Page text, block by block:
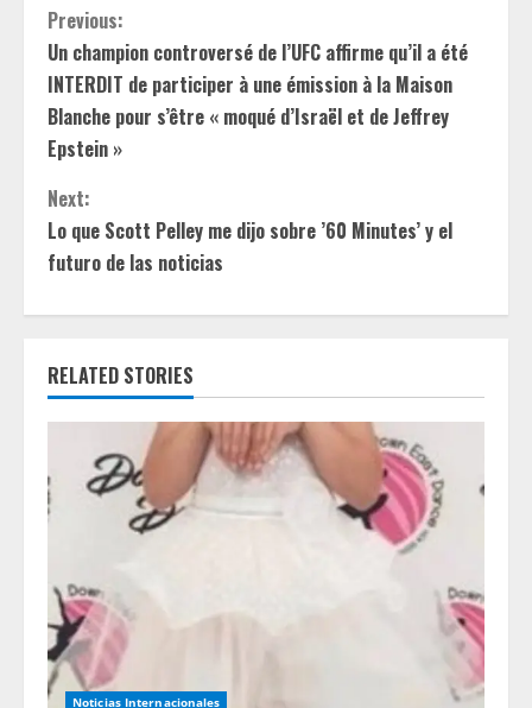
C
o
n
t
i
n
u
e
R
e
a
d
i
n
Previous:
Un champion controversé de l’UFC affirme qu’il a été
INTERDIT de participer à une émission à la Maison
Blanche pour s’être « moqué d’Israël et de Jeffrey
Epstein »
Next:
Lo que Scott Pelley me dijo sobre ’60 Minutes’ y el
futuro de las noticias
RELATED STORIES
Noticias Internacionales